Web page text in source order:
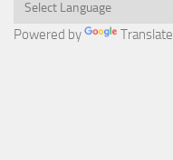
Powered by Translate